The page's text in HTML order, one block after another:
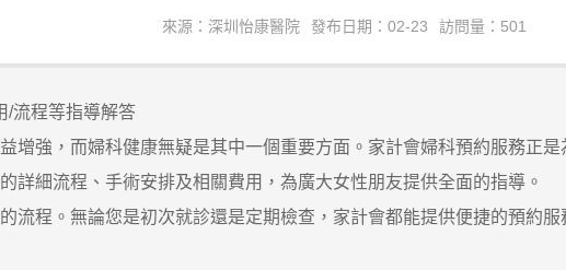
來源：深圳怡康醫院 發布日期：02-23 訪問量：501
流程等指導解答
強，而婦科健康無疑是其中一個重要方面。家計會婦科預約服務正是
詳細流程、手術安排及相關費用，為廣大女性朋友提供全面的指導。
程。無論您是初次就診還是定期檢查，家計會都能提供便捷的預約服